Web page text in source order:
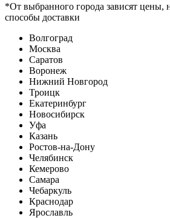
*От выбранного города зависят цены,
способы доставки
Волгоград
Москва
Саратов
Воронеж
Нижний Новгород
Троицк
Екатеринбург
Новосибирск
Уфа
Казань
Ростов-на-Дону
Челябинск
Кемерово
Самара
Чебаркуль
Краснодар
Ярославль